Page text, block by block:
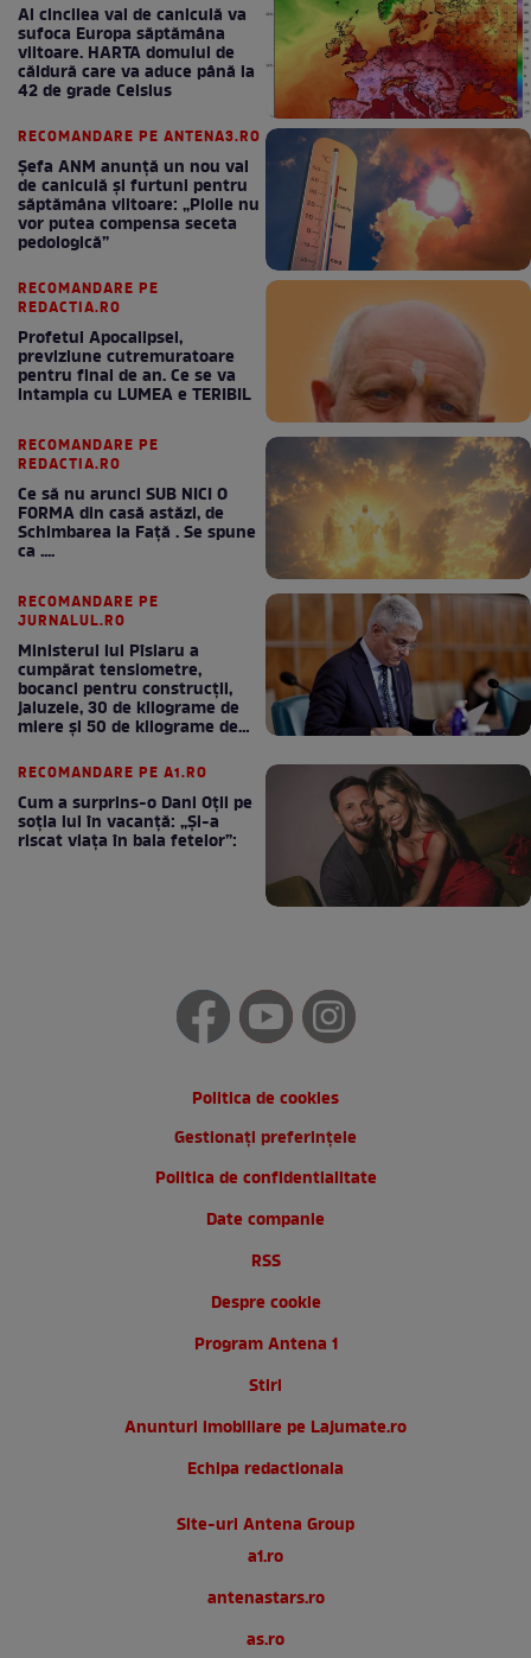
Al cincilea val de caniculă va
sufoca Europa săptămâna
viitoare. HARTA domului de
căldură care va aduce până la
42 de grade Celsius
RECOMANDARE PE ANTENA3.RO
Șefa ANM anunță un nou val
de caniculă și furtuni pentru
săptămâna viitoare: „Ploile nu
vor putea compensa seceta
pedologică”
RECOMANDARE PE
REDACTIA.RO
Profetul Apocalipsei,
previziune cutremuratoare
pentru final de an. Ce se va
intampla cu LUMEA e TERIBIL
RECOMANDARE PE
REDACTIA.RO
Ce să nu arunci SUB NICI O
FORMA din casă astăzi, de
Schimbarea la Față . Se spune
ca ....
RECOMANDARE PE
JURNALUL.RO
Ministerul lui Pîslaru a
cumpărat tensiometre,
bocanci pentru construcții,
jaluzele, 30 de kilograme de
miere și 50 de kilograme de
RECOMANDARE PE A1.RO
Cum a surprins-o Dani Oțil pe
soția lui în vacanță: „Și-a
riscat viața în baia fetelor”:
Politica de cookies
Gestionați preferințele
Politica de confidentialitate
Date companie
RSS
Despre cookie
Program Antena 1
Stiri
Anunturi imobiliare pe Lajumate.ro
Echipa redactionala
Site-uri Antena Group
a1.ro
antenastars.ro
as.ro